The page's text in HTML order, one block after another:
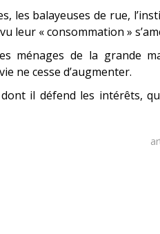
les balayeuses de rue,
leur « consommation »
ménages de la grande
ne cesse d’augmenter.
il défend les intérêts,